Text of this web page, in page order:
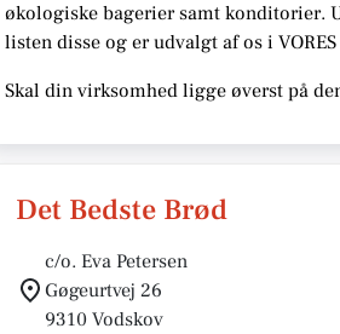
økologiske bagerier samt konditorier.
listen disse og er udvalgt af os i
Skal din virksomhed ligge øverst på
Det Bedste Brød
c/o. Eva Petersen
Gøgeurtvej 26
9310 Vodskov